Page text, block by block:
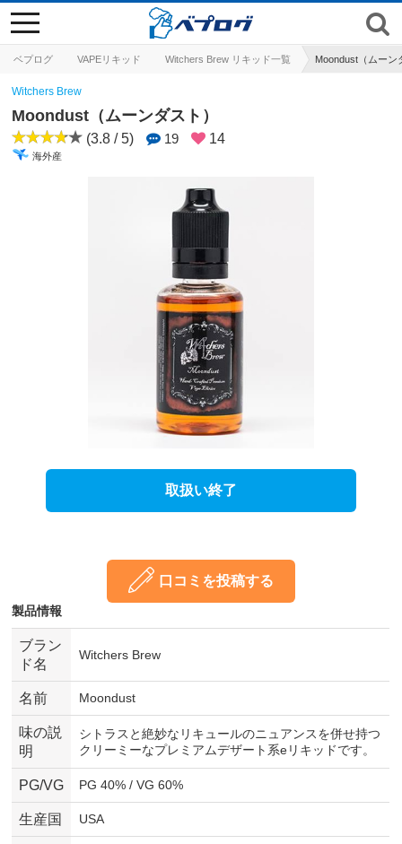
ベプログ VAPEリキッド Witchers Brew リキッド一覧 Moondust（ムーン
toggle
navigation
Witchers Brew
Moondust（ムーンダスト）
(3.8 / 5) 19 14
海外産
取扱い終了
口コミを投稿する
製品情報
ブラン
ド名
Witchers Brew
名前 Moondust
味の説
明
シトラスと絶妙なリキュールのニュアンスを併せ持つ
クリーミーなプレミアムデザート系eリキッドです。
PG/VG PG 40% / VG 60%
生産国 USA